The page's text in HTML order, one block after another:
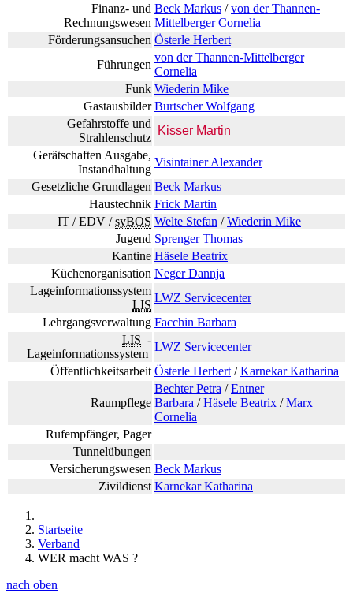
Finanz- und
Rechnungswesen
Beck Markus /von der Thannen-
Mittelberger Cornelia
Förderungsansuchen Österle Herbert
Führungen
von der Thannen-Mittelberger
Cornelia
Funk Wiederin Mike
Gastausbilder Burtscher Wolfgang
Gefahrstoffe und
Strahlenschutz
Kisser Martin
Gerätschaften Ausgabe,
Instandhaltung
Visintainer Alexander
Gesetzliche Grundlagen Beck Markus
Haustechnik Frick Martin
IT / EDV /syBOS Welte Stefan /Wiederin Mike
Jugend Sprenger Thomas
Kantine Häsele Beatrix
Küchenorganisation Neger Dannja
Lageinformationssystem
LIS
LWZ Servicecenter
Lehrgangsverwaltung Facchin Barbara
LIS -
Lageinformationssystem
LWZ Servicecenter
Öffentlichkeitsarbeit Österle Herbert /Karnekar Katharina
Raumpflege
Bechter Petra /Entner
Barbara /Häsele Beatrix /Marx
Cornelia
Rufempfänger, Pager
Tunnelübungen
Versicherungswesen Beck Markus
Zivildienst Karnekar Katharina
Startseite
Verband
WER macht WAS ?
nach oben